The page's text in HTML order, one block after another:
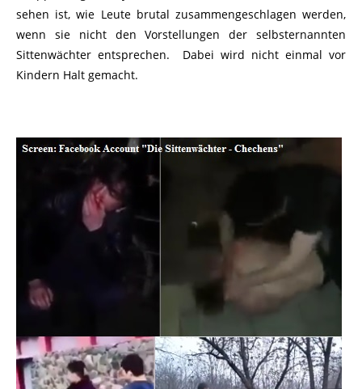
sehen ist, wie Leute brutal zusammengeschlagen werden,
wenn sie nicht den Vorstellungen der selbsternannten
Sittenwächter entsprechen. Dabei wird nicht einmal vor
Kindern Halt gemacht.